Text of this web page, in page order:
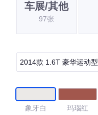
车展/其他
97张
2014款 1.6T 豪华运动型
象牙白 玛瑙红